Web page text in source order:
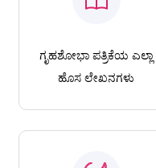
ಗೃಹಶೋಭಾ ಪತ್ರಿಕೆಯ ಎಲ್ಲಾ
ಹೊಸ ಲೇಖನಗಳು